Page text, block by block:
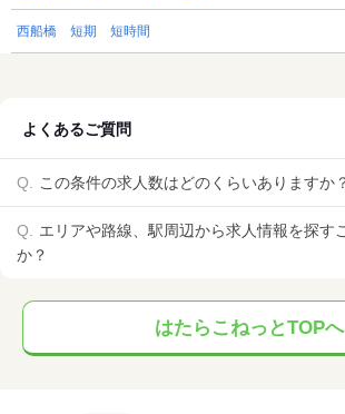
西船橋 短期 短時間
よくあるご質問
この条件の求人数はどのくらいありますか
エリアや路線、駅周辺から求人情報を探す
か？
はたらこねっとTOPへ